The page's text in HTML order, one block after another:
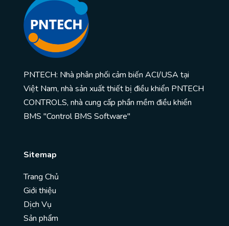
PNTECH: Nhà phân phối cảm biến ACI/USA tại
Việt Nam, nhà sản xuất thiết bị điều khiển PNTECH
CONTROLS, nhà cung cấp phần mềm điều khiển
BMS "Control BMS Software"
Sitemap
Trang Chủ
Giới thiệu
Dịch Vụ
Sản phẩm